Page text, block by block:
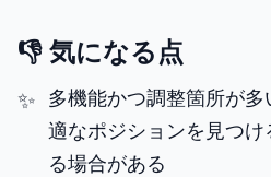
👎 気になる点
多機能かつ調整箇所が
適なポジションを見つ
る場合がある